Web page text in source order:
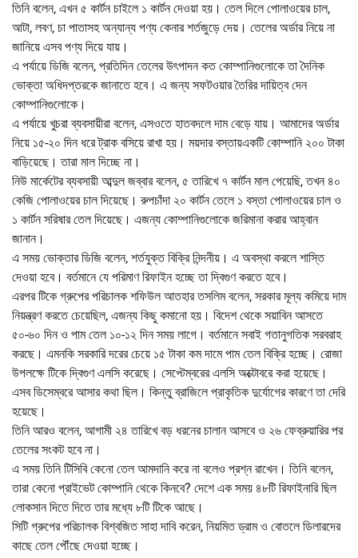
তিনি বলেন, এখন ৫ কার্টন চাইলে ১ কার্টন দেওয়া হয়। তেল দিলে পোলাওয়ের চাল,
আটা, লবণ, চা পাতাসহ অন্যান্য পণ্য কেনার শর্তজুড়ে দেয়। তেলের অর্ডার নিয়ে না
জানিয়ে এসব পণ্য দিয়ে যায়।
এ পর্যায়ে ডিজি বলেন, প্রতিদিন তেলের উৎপাদন কত কোম্পানিগুলোকে তা দৈনিক
ভোক্তা অধিদপ্তরকে জানাতে হবে। এ জন্য সফটওয়ার তৈরির দায়িত্ব দেন
কোম্পানিগুলোকে।
এ পর্যায়ে খুচরা ব্যবসায়ীরা বলেন, এসওতে হাতবদলে দাম বেড়ে যায়। আমাদের অর্ডার
নিয়ে ১৫-২০ দিন ধরে ট্রাক বসিয়ে রাখা হয়। ময়দার বস্তায়একটি কোম্পানি ২০০ টাকা
বাড়িয়েছে। তারা মাল দিচ্ছে না।
নিউ মার্কেটের ব্যবসায়ী আব্দুল জব্বার বলেন, ৫ তারিখে ৭ কার্টন মাল পেয়েছি, তখন ৪০
কেজি পোলাওয়ের চাল দিয়েছে। রুপচাঁদা ২০ কার্টন তেলে ১ বস্তা পোলাওয়ের চাল ও
১ কার্টন সরিষার তেল দিয়েছে। এজন্য কোম্পানিগুলোকে জরিমানা করার আহ্বান
জানান।
এ সময় ভোক্তার ডিজি বলেন, শর্তযুক্ত বিক্রি নিন্দনীয়। এ অবস্থা করলে শাস্তি
দেওয়া হবে। বর্তমানে যে পরিমাণ রিফাইন হচ্ছে তা দ্বিগুণ করতে হবে।
এরপর টিকে গ্রুপের পরিচালক শফিউল আতহার তসলিম বলেন, সরকার মূল্য কমিয়ে দাম
নিয়ন্ত্রণ করতে চেয়েছিল, এজন্য কিছু কমানো হয়। বিদেশ থেকে সয়াবিন আসতে
৫০-৬০ দিন ও পাম তেল ১০-১২ দিন সময় লাগে। বর্তমানে সবাই গতানুগতিক সরবরাহ
করছে। এমনকি সরকারি দরের চেয়ে ১৫ টাকা কম দামে পাম তেল বিক্রি হচ্ছে। রোজা
উপলক্ষে টিকে দ্বিগুণ এলসি করেছে। সেপ্টেম্বরের এলসি অক্টোবরে করা হয়েছে।
এসব ডিসেম্বরে আসার কথা ছিল। কিন্তু ব্রাজিলে প্রাকৃতিক দুর্যোগের কারণে তা দেরি
হয়েছে।
তিনি আরও বলেন, আগামী ২৪ তারিখে বড় ধরনের চালান আসবে ও ২৬ ফেব্রুয়ারির পর
তেলের সংকট হবে না।
এ সময় তিনি টিসিবি কেনো তেল আমদানি করে না বলেও প্রশ্ন রাখেন। তিনি বলেন,
তারা কেনো প্রাইভেট কোম্পানি থেকে কিনবে? দেশে এক সময় ৪৮টি রিফাইনারি ছিল
লোকসান দিতে দিতে তার মধ্যে ৮টি টিকে আছে।
সিটি গ্রুপের পরিচালক বিশ্বজিত সাহা দাবি করেন, নিয়মিত ড্রাম ও বোতলে ডিলারদের
কাছে তেল পৌঁছে দেওয়া হচ্ছে।